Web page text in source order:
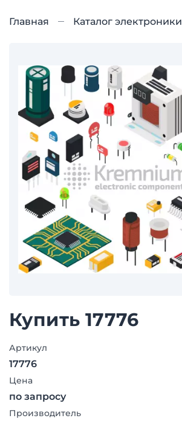
Главная Каталог электроники
Купить 17776
Артикул
17776
Цена
по запросу
Производитель